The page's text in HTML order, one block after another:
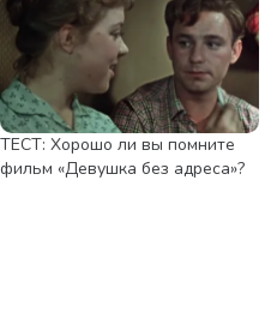
ТЕСТ: Хорошо ли вы помните
фильм «Девушка без адреса»?